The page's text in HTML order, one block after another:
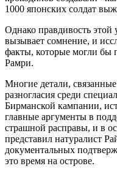
1000 японских солдат
Однако правдивость
вызывает сомнение, и
факты, которые могли бы
Рамри.
Многие детали,
разногласия среди
Бирманской кампании,
главные аргументы в
страшной расправы, и в
представил натуралист
документальных
это время на острове.